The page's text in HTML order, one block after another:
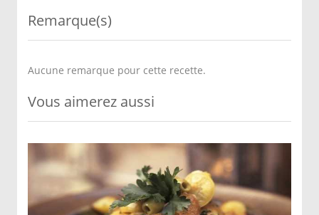
Remarque(s)
Aucune remarque pour cette recette.
Vous aimerez aussi